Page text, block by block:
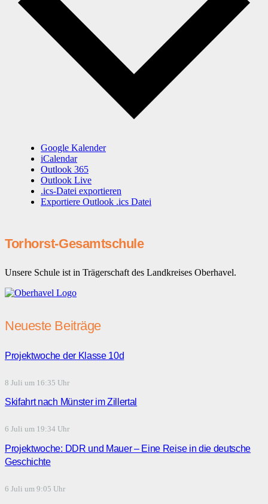
Google Kalender
iCalendar
Outlook 365
Outlook Live
.ics-Datei exportieren
Exportiere Outlook .ics Datei
Torhorst-Gesamtschule
Unsere Schule ist in Trägerschaft des Landkreises Oberhavel.
Neueste Beiträge
Projektwoche der Klasse 10d
8 Juli um 16:35 Uhr
Skifahrt nach Münster im Zillertal
6 Juli um 19:34 Uhr
Projektwoche: DDR und Mauer – Eine Reise in die deutsche
Geschichte
6 Juli um 9:05 Uhr